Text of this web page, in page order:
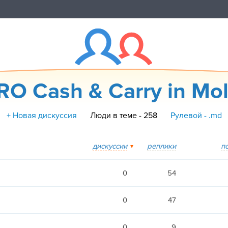
Cash & Carry in
+ Новая дискуссия Люди в теме - 258 Рулевой - .md
дискуссии реплики
0 54
0 47